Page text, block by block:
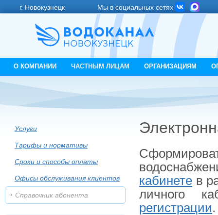
г. Новокузнецк Мы в социальных сетях
О КОМПАНИИ ЧАСТНЫМ ЛИЦАМ ОРГАНИЗАЦИЯМ
Услуги
Тарифы и нормативы
Сроки и способы оплаты
Офисы обслуживания клиентов
Справочник абонента
кабинете в
личного
регистрации.